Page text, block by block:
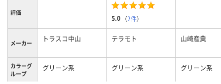
評価
5.0 （2件）
メーカー トラスコ中山 テラモト 山崎産業
カラーグ
ループ
グリーン系 グリーン系 グリーン系